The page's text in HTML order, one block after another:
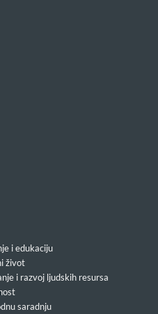
i edukaciju
život
i razvoj ljudskih resursa
saradnju